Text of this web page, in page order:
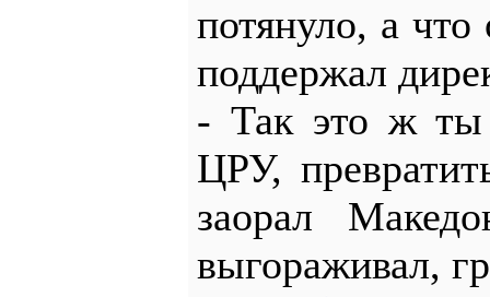
потянуло, а
поддержал
- Так это ж ты
ЦРУ,
заорал
выгораживал,